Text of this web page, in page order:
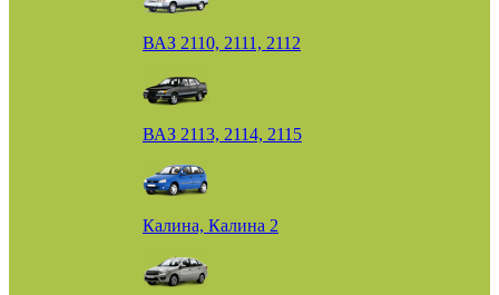
ВАЗ 2110, 2111, 2112
ВАЗ 2113, 2114, 2115
Калина, Калина 2